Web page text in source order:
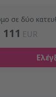
σε δύο
111 EUR